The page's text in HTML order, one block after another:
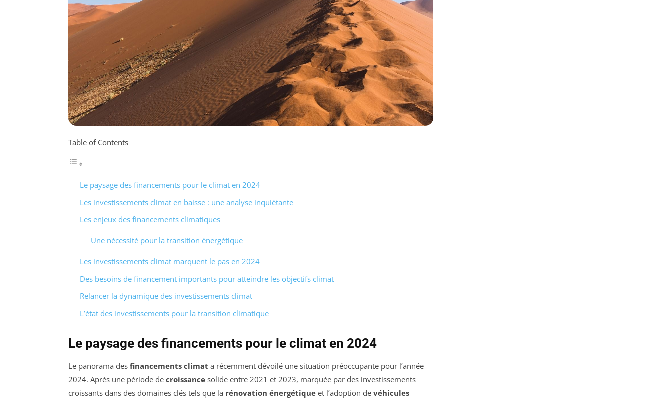
Table of Contents
Le paysage des financements pour le climat en 2024
Les investissements climat en baisse : une analyse inquiétante
Les enjeux des financements climatiques
Une nécessité pour la transition énergétique
Les investissements climat marquent le pas en 2024
Des besoins de financement importants pour atteindre les objectifs climat
Relancer la dynamique des investissements climat
L’état des investissements pour la transition climatique
Le paysage des financements pour le climat en 2024
Le panorama des financements climat a récemment dévoilé une situation préoccupante pour l’année
2024. Après une période de croissance solide entre 2021 et 2023, marquée par des investissements
croissants dans des domaines clés tels que la rénovation énergétique et l’adoption de véhicules